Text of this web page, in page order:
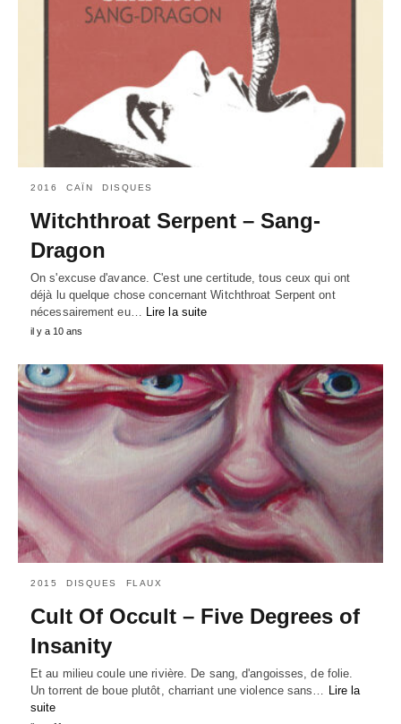
2016 CAÏN DISQUES
Witchthroat Serpent – Sang-
Dragon
On s'excuse d'avance. C'est une certitude, tous ceux qui ont
déjà lu quelque chose concernant Witchthroat Serpent ont
nécessairement eu… Lire la suite
il y a 10 ans
2015 DISQUES FLAUX
Cult Of Occult – Five Degrees of
Insanity
Et au milieu coule une rivière. De sang, d'angoisses, de folie.
Un torrent de boue plutôt, charriant une violence sans…
Lire la
suite